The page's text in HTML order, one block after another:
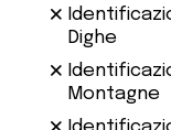
Dighe
Montagne